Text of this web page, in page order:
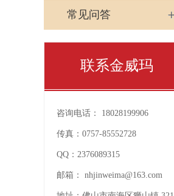
常见问答
联系金威玛
咨询电话： 18028199906
传真： 0757-85552728
QQ： 2376089315
邮箱： nhjinweima@163.com